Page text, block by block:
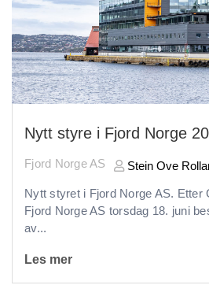
Nytt styre i Fjord Norge
Fjord Norge AS Stein Ove
Nytt styret i Fjord Norge AS. Etter
Fjord Norge AS torsdag 18. juni
av...
Les mer